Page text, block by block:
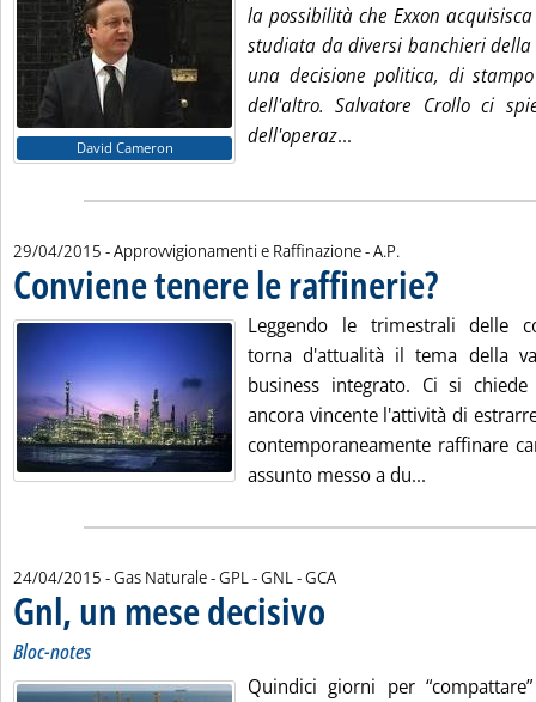
David Cameron
la possibilità che Exxon
studiata da diversi banchieri della
una decisione politica, di
dell'altro. Salvatore Crollo ci
dell'operaz...
29/04/2015 - Approvvigionamenti e Raffinazione -di:
A.P.
Conviene tenere le raffinerie?. Pubblicata
Leggendo le trimestrali delle
torna d'attualità il tema della
business integrato. Ci si
ancora vincente l'attività di
contemporaneamente raffinare
assunto messo a du...
24/04/2015 - Gas Naturale - GPL - GNL -di:
GCA
Gnl, un mese decisivo
Bloc-notes
Quindici giorni per